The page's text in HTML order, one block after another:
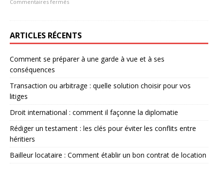
Commentaires fermés
ARTICLES RÉCENTS
Comment se préparer à une garde à vue et à ses
conséquences
Transaction ou arbitrage : quelle solution choisir pour vos
litiges
Droit international : comment il façonne la diplomatie
Rédiger un testament : les clés pour éviter les conflits entre
héritiers
Bailleur locataire : Comment établir un bon contrat de location